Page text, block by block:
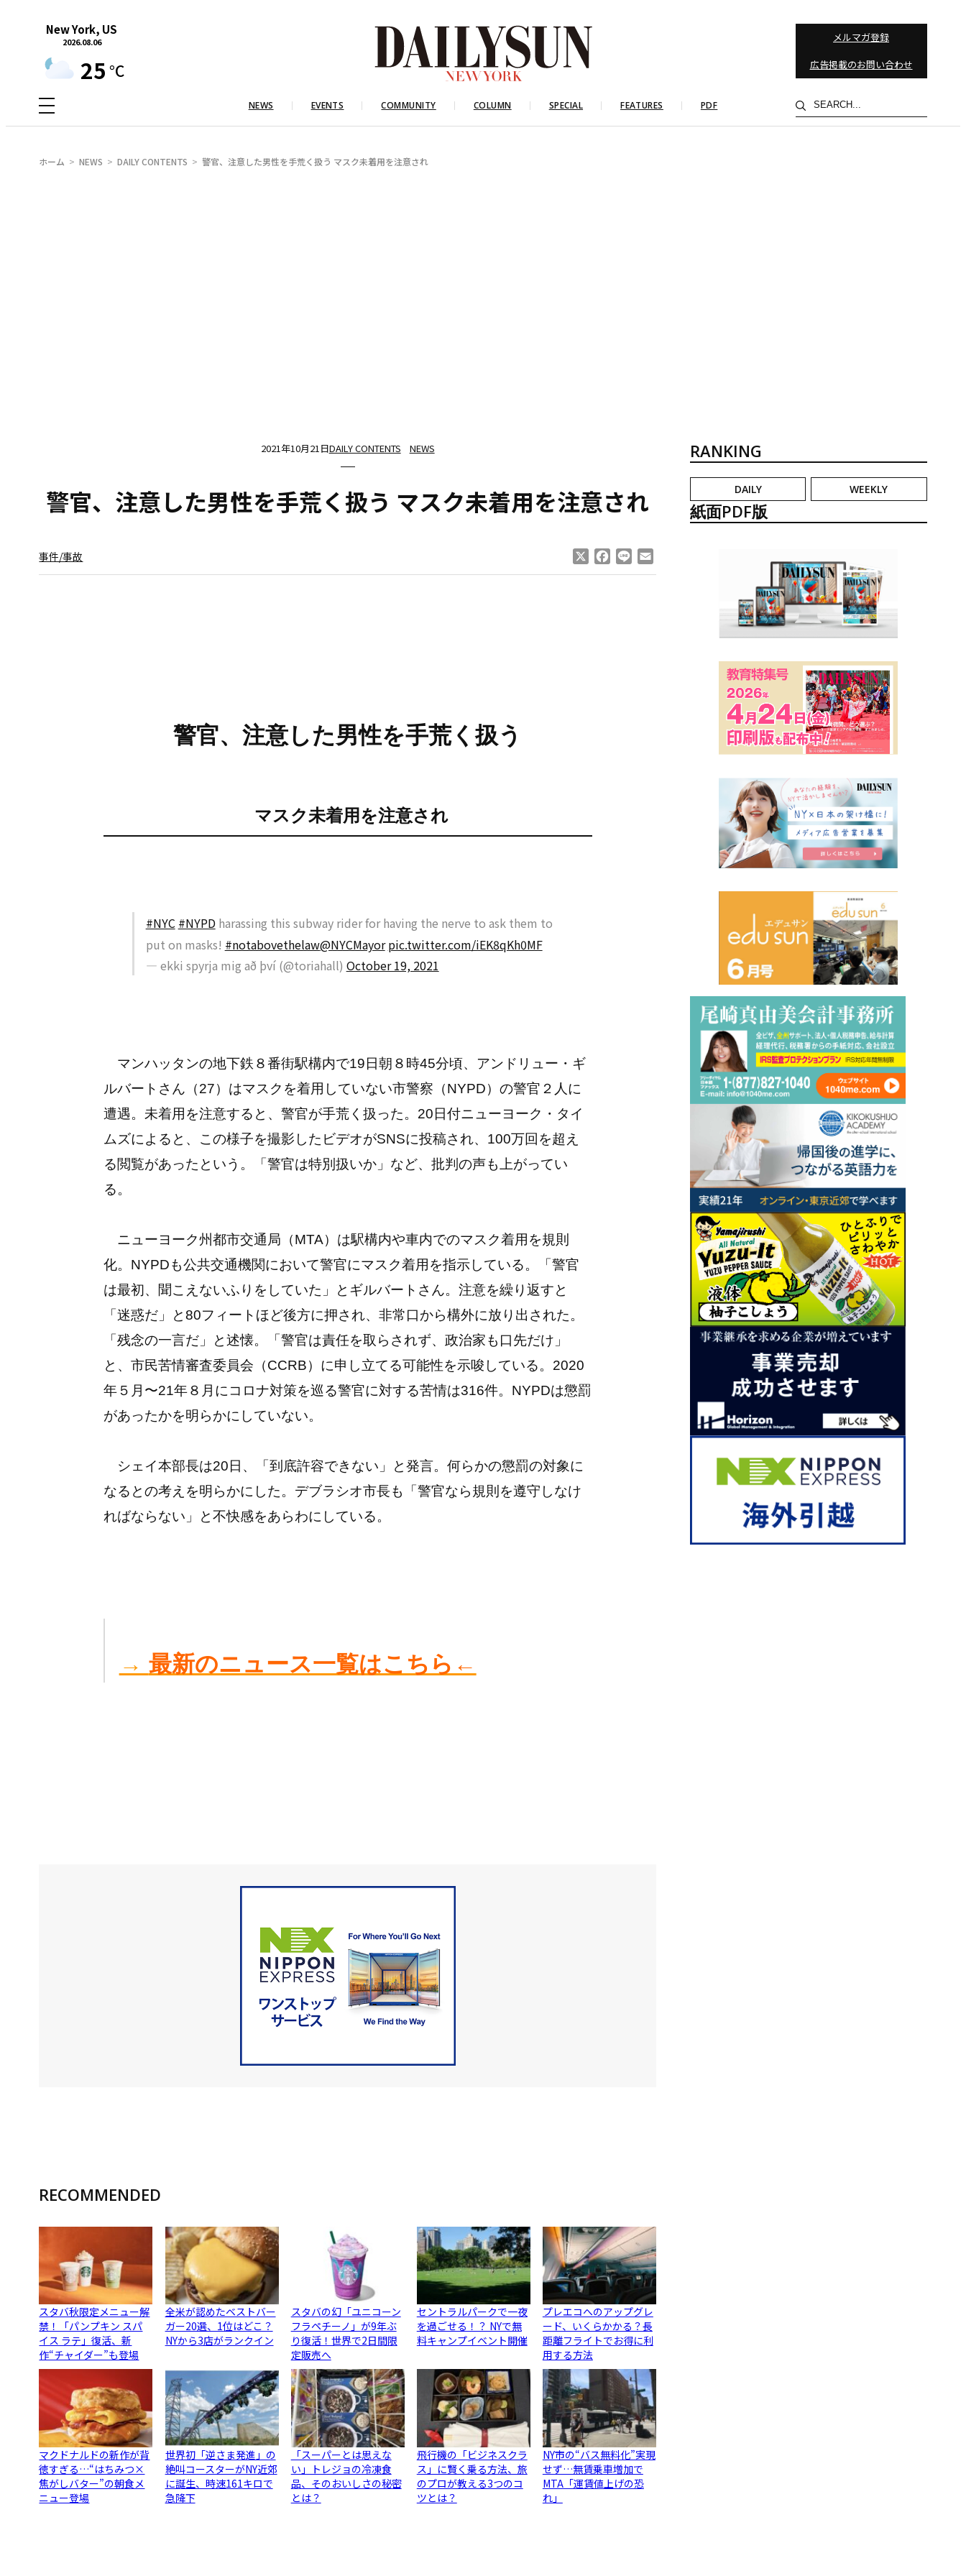
New York, US
2026.08.06
25 °C
メルマガ登録
広告掲載のお問い合わせ
NEWS EVENTS COMMUNITY COLUMN SPECIAL FEATURES PDF
検
索
ホーム NEWS DAILY CONTENTS 警官、注意した男性を手荒く扱う マスク未着用を注意され
2021年10月21日DAILY CONTENTS NEWS
警官、注意した男性を手荒く扱う マスク未着用を注意され
事件/事故 Facebook
Line
警官、注意した男性を手荒く扱う
マスク未着用を注意され
#NYC #NYPDharassing this subway rider for having the nerve to ask them to
put on masks! #notabovethelaw@NYCMayor pic.twitter.com/iEK8qKh0MF
— ekki spyrja mig að því (@toriahall) October 19, 2021
マンハッタンの地下鉄８番街駅構内で19日朝８時45分頃、アンドリュー・ギ
ルバートさん（27）はマスクを着用していない市警察（NYPD）の警官２人に
遭遇。未着用を注意すると、警官が手荒く扱った。20日付ニューヨーク・タイ
ムズによると、この様子を撮影したビデオがSNSに投稿され、100万回を超え
る閲覧があったという。「警官は特別扱いか」など、批判の声も上がってい
る。
ニューヨーク州都市交通局（MTA）は駅構内や車内でのマスク着用を規則
化。NYPDも公共交通機関において警官にマスク着用を指示している。「警官
は最初、聞こえないふりをしていた」とギルバートさん。注意を繰り返すと
「迷惑だ」と80フィートほど後方に押され、非常口から構外に放り出された。
「残念の一言だ」と述懐。「警官は責任を取らされず、政治家も口先だけ」
と、市民苦情審査委員会（CCRB）に申し立てる可能性を示唆している。2020
年５月〜21年８月にコロナ対策を巡る警官に対する苦情は316件。NYPDは懲罰
があったかを明らかにしていない。
シェイ本部長は20日、「到底許容できない」と発言。何らかの懲罰の対象に
なるとの考えを明らかにした。デブラシオ市長も「警官なら規則を遵守しなけ
ればならない」と不快感をあらわにしている。
→ 最新のニュース一覧はこちら←
RECOMMENDED
スタバ秋限定メニュー解
禁！「パンプキン スパ
イス ラテ」復活、新
作“チャイダー”も登場
全米が認めたベストバー
ガー20選、1位はどこ？
NYから3店がランクイン
スタバの幻「ユニコーン
フラペチーノ」が9年ぶ
り復活！世界で2日間限
定販売へ
セントラルパークで一夜
を過ごせる！？ NYで無
料キャンプイベント開催
プレエコへのアップグレ
ード、いくらかかる？長
距離フライトでお得に利
用する方法
マクドナルドの新作が背
徳すぎる…“はちみつ×
焦がしバター”の朝食メ
ニュー登場
世界初「逆さま発進」の
絶叫コースターがNY近郊
に誕生、時速161キロで
急降下
「スーパーとは思えな
い」トレジョの冷凍食
品、そのおいしさの秘密
とは？
飛行機の「ビジネスクラ
ス」に賢く乗る方法、旅
のプロが教える3つのコ
ツとは？
NY市の“バス無料化”実現
せず…無賃乗車増加で
MTA「運賃値上げの恐
れ」
RANKING
DAILY WEEKLY
紙面PDF版